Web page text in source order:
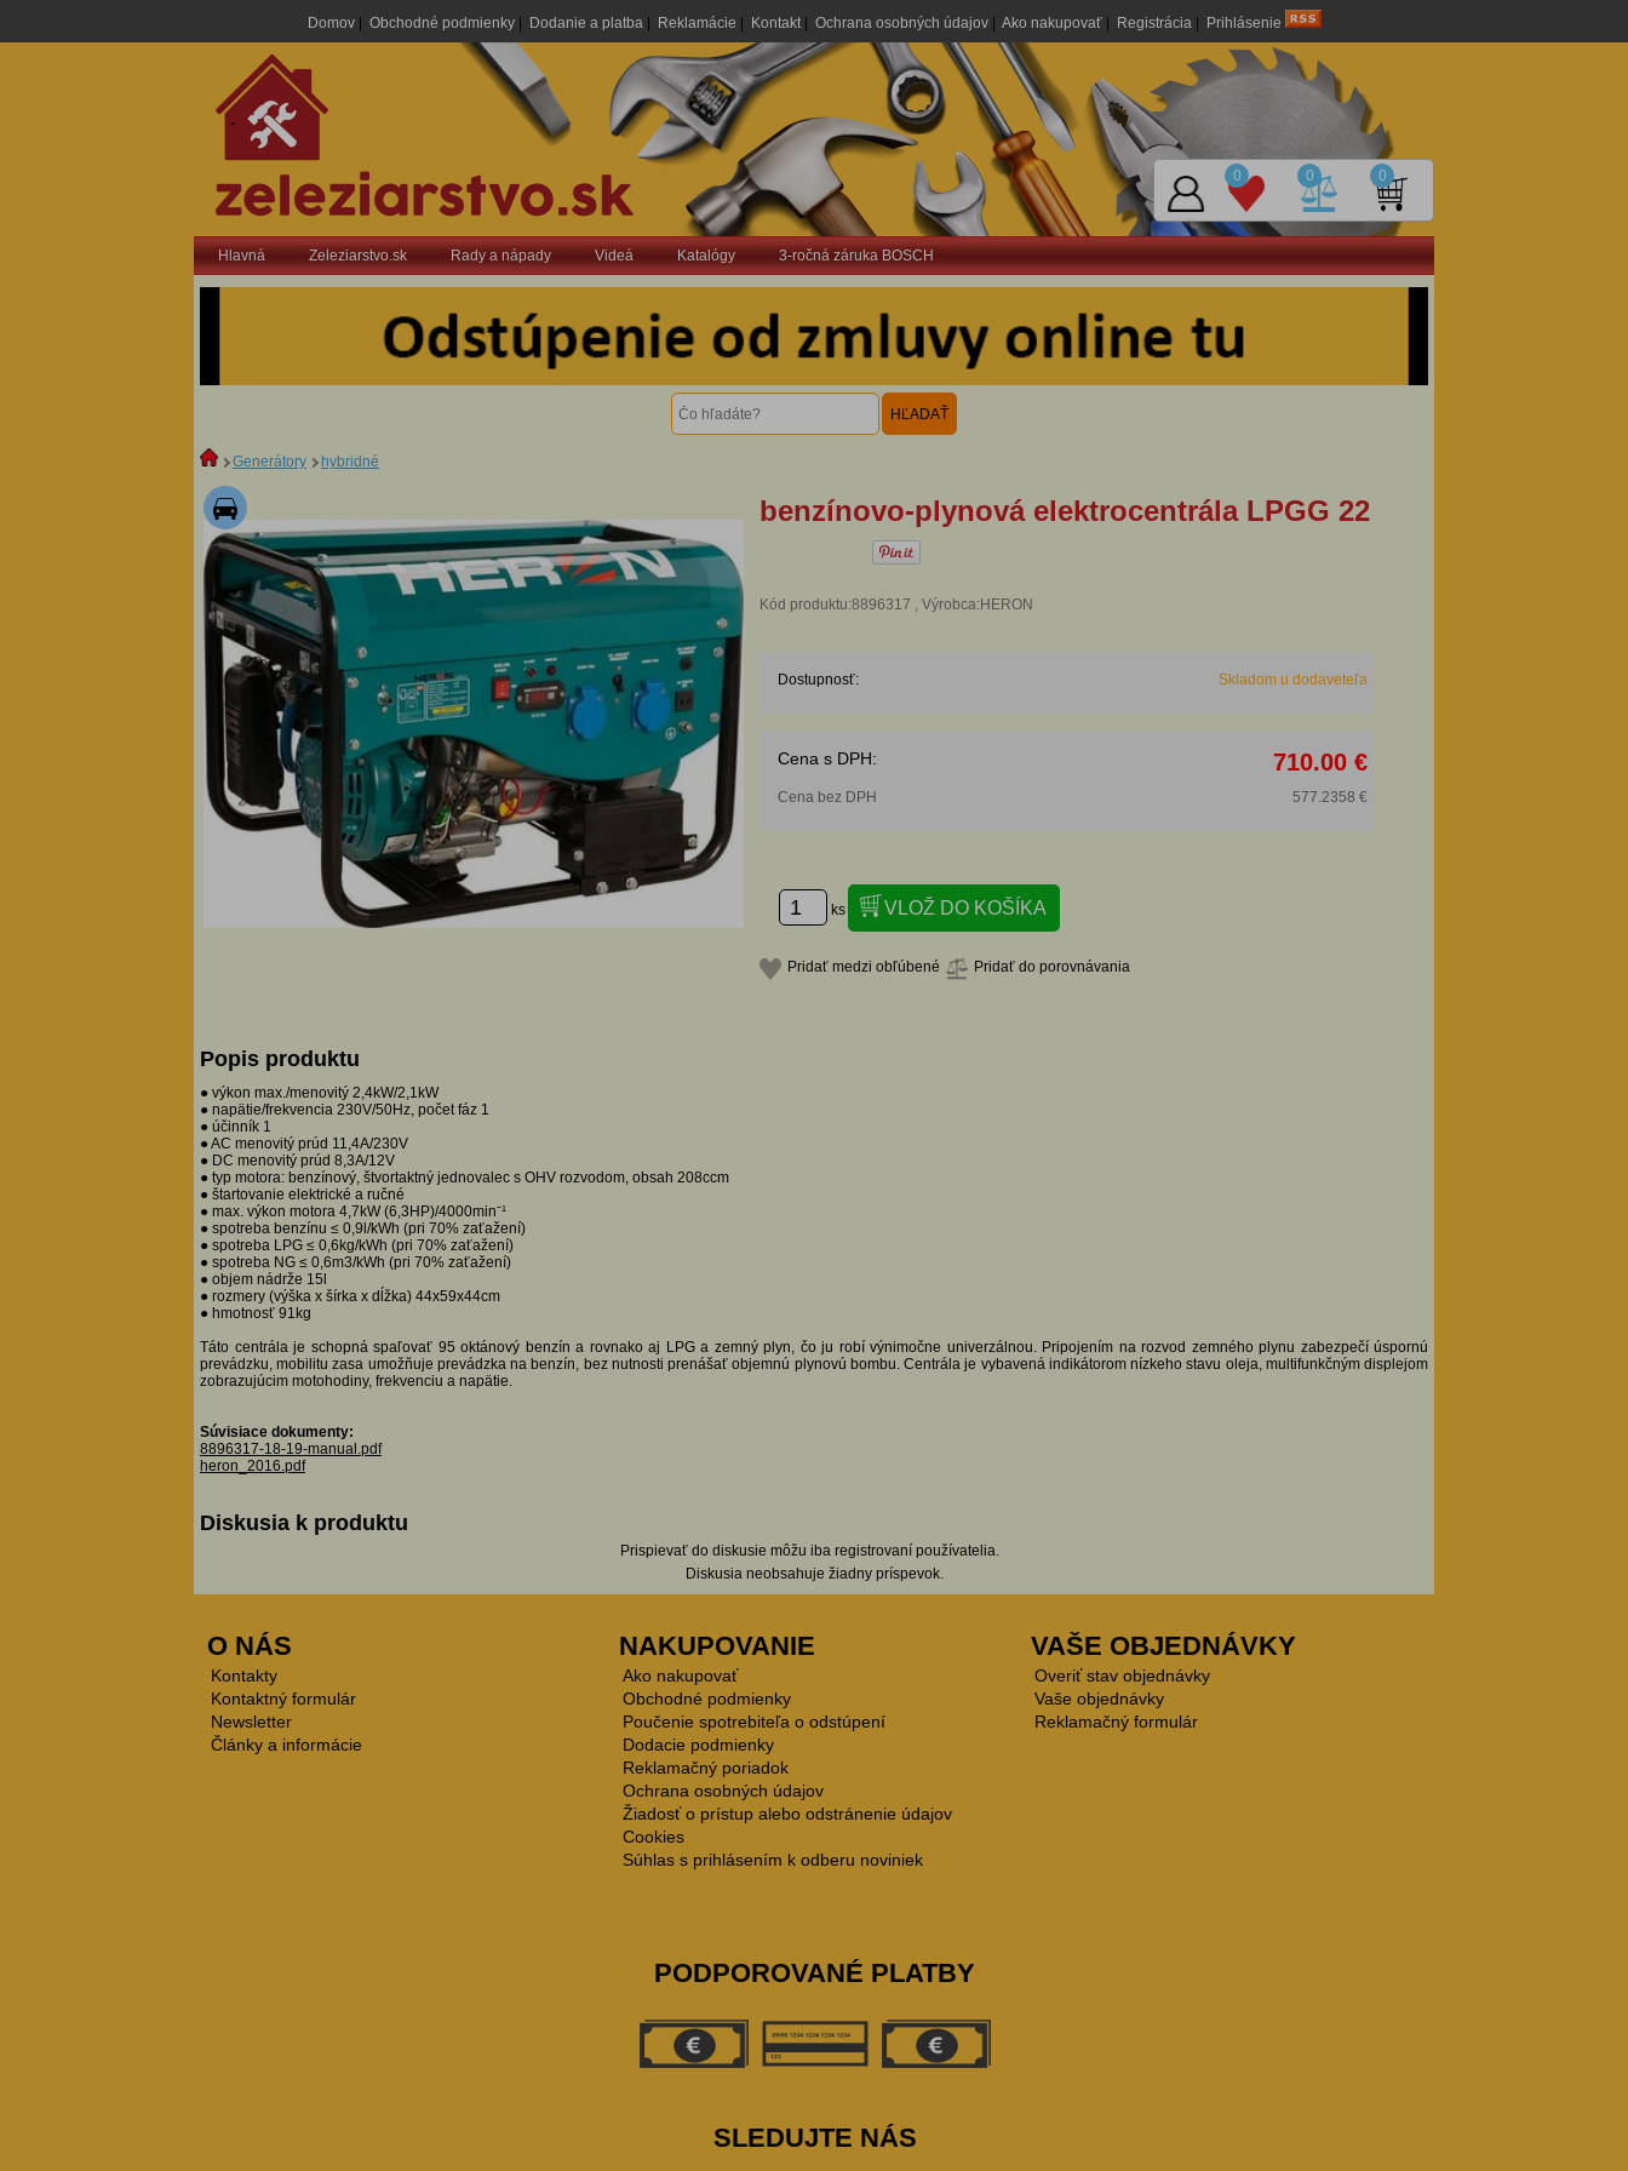
Domov| Obchodné podmienky| Dodanie a platba| Reklamácie Kontakt| Ochrana osobných údajov| Ako nakupovať| Registrácia| Prihlásenie
.
0 0 0
Hlavná Zeleziarstvo.sk Rady a nápady Videá Katalógy 3-ročná záruka BOSCH
Generátory hybridné
benzínovo-plynová elektrocentrála LPGG 22
Kód produktu:8896317 , Výrobca:HERON
Dostupnosť: Skladom u dodaveteľa
Cena s DPH: 710.00 €
Cena bez DPH 577.2358 €
ks
Pridať medzi obľúbené Pridať do porovnávania
Popis produktu
● výkon max./menovitý 2,4kW/2,1kW
● napätie/frekvencia 230V/50Hz, počet fáz 1
● účinník 1
● AC menovitý prúd 11,4A/230V
● DC menovitý prúd 8,3A/12V
● typ motora: benzínový, štvortaktný jednovalec s OHV rozvodom, obsah 208ccm
● štartovanie elektrické a ručné
● max. výkon motora 4,7kW (6,3HP)/4000minˉ¹
● spotreba benzínu ≤ 0,9l/kWh (pri 70% zaťažení)
● spotreba LPG ≤ 0,6kg/kWh (pri 70% zaťažení)
● spotreba NG ≤ 0,6m3/kWh (pri 70% zaťažení)
● objem nádrže 15l
● rozmery (výška x šírka x dĺžka) 44x59x44cm
● hmotnosť 91kg
Táto centrála je schopná spaľovať 95 oktánový benzín a rovnako aj LPG a zemný plyn, čo ju robí výnimočne univerzálnou. Pripojením na rozvod zemného plynu zabezpečí úspornú
prevádzku, mobilitu zasa umožňuje prevádzka na benzín, bez nutnosti prenášať objemnú plynovú bombu. Centrála je vybavená indikátorom nízkeho stavu oleja, multifunkčným displejom
zobrazujúcim motohodiny, frekvenciu a napätie.
Súvisiace dokumenty:
8896317-18-19-manual.pdf
heron_2016.pdf
Diskusia k produktu
Prispievať do diskusie môžu iba registrovaní používatelia.
Diskusia neobsahuje žiadny príspevok.
O NÁS
Kontakty
Kontaktný formulár
Newsletter
Články a informácie
NAKUPOVANIE
Ako nakupovať
Obchodné podmienky
Poučenie spotrebiteľa o odstúpení
Dodacie podmienky
Reklamačný poriadok
Ochrana osobných údajov
Žiadosť o prístup alebo odstránenie údajov
Cookies
Súhlas s prihlásením k odberu noviniek
VAŠE OBJEDNÁVKY
Overiť stav objednávky
Vaše objednávky
Reklamačný formulár
PODPOROVANÉ PLATBY
SLEDUJTE NÁS